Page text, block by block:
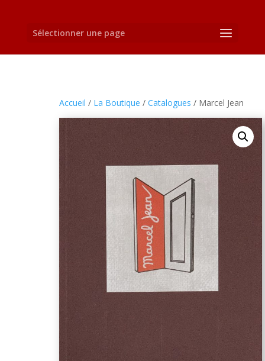
Sélectionner une page
Accueil / La Boutique / Catalogues / Marcel Jean